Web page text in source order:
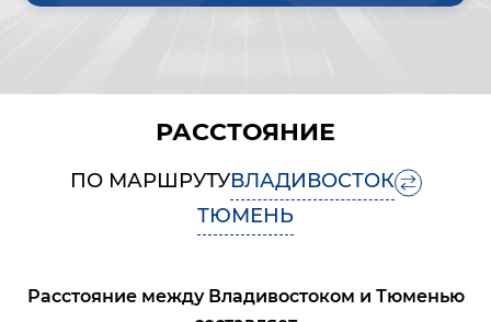
РАССТОЯНИЕ
ПО МАРШРУТУВЛАДИВОСТОК
ТЮМЕНЬ
Расстояние между Владивостоком и Тюменью